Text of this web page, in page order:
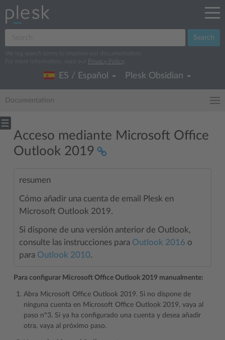
Search
We log search terms to improve our documentation.
For more information, read our
Privacy Policy
ES / Español Plesk Obsidian
Documentation
Acceso mediante Microsoft Office
Outlook 2019
resumen
Cómo añadir una cuenta de email Plesk en
Microsoft Outlook 2019.
Si dispone de una versión anterior de Outlook,
consulte las instrucciones para Outlook 2016 o
para Outlook 2010.
Para configurar Microsoft Office Outlook 2019 manualmente:
Abra Microsoft Office Outlook 2019. Si no dispone de
ninguna cuenta en Microsoft Office Outlook 2019, vaya al
paso nº3. Si ya ha configurado una cuenta y desea añadir
otra, vaya al próximo paso.